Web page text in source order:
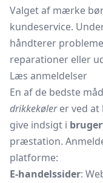
Valget af mærke
kundeservice.
håndterer
reparationer eller
Læs anmeldelser
En af de bedste
drikkekølerer ved at
give indsigt i
præstation.
platforme:
E-handelssider: